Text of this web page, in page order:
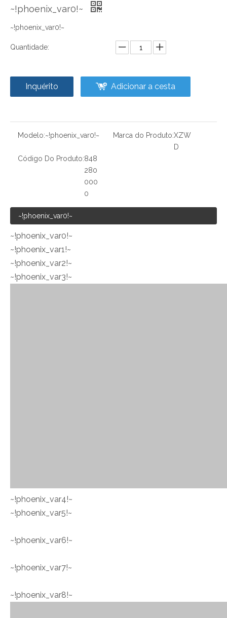
~!phoenix_var0!~
~!phoenix_var0!~
Quantidade:
Inquérito Adicionar a cesta
Modelo:~!phoenix_var0!~ Marca do Produto:XZW
D
Código Do Produto:848
280
000
0
~!phoenix_var0!~
~!phoenix_var0!~
~!phoenix_var1!~
~!phoenix_var2!~
~!phoenix_var3!~
~!phoenix_var4!~
~!phoenix_var5!~
~!phoenix_var6!~
~!phoenix_var7!~
~!phoenix_var8!~